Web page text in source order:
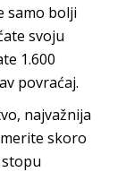
samo bolji
svoju
1.600
povraćaj.
najvažnija
skoro